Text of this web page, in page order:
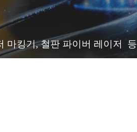
마킹기, 철판 파이버 레이저 등